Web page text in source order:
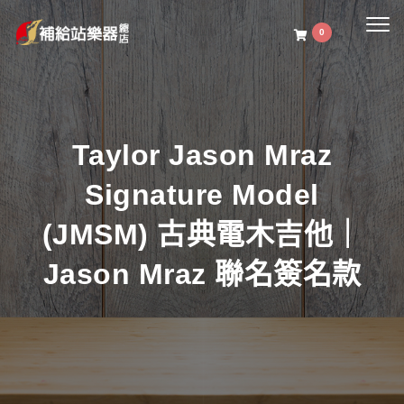
0
Taylor Jason Mraz
Signature Model
(JMSM) 古典電木吉他｜
Jason Mraz 聯名簽名款